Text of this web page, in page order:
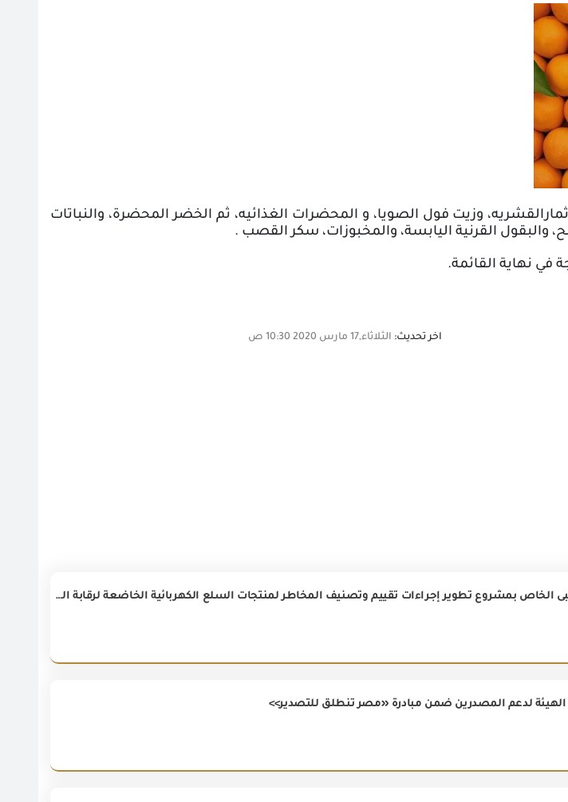
وزيت فول الصويا، و المحضرات الغذائيه، ثم الخضر المحضرة، والنباتات
والبقول القرنية اليابسة، والمخبوزات، سكر القصب .
في نهاية القائمة.
اخر تحديث: الثلاثاء,17 مارس 2020 10:30 ص
م.عصام النجاريتابع تنفيذ البرنامج التدريبى الخاص بمشروع تطوير إجراءات تقييم وتصنيف المخاطر لمنتجات السلع الكهربائية الخاضعة لرقابة الهيئة العامة للرقابة على الصادرات والواردات والممول من مشروع تطوير التجارة وتنمية الصادرات في مصر التابع للوكالة الأمريكية للتنمية الدولية (USAID TRADE).
لدعم المصدرين ضمن مبادرة «مصر تنطلق للتصدير>>